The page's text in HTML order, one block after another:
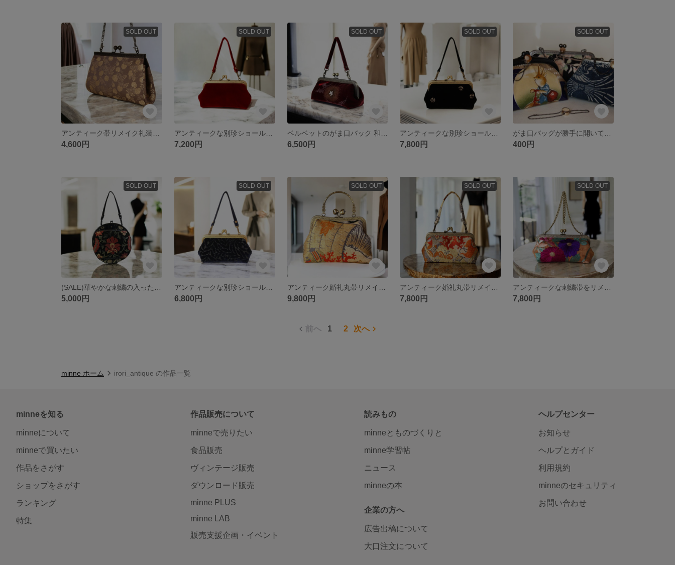
SOLD OUT
4,600円
SOLD OUT
アンティークな別珍ショールをリメイクしたがま口バック/赤のベルベット/着物にも洋服にも合う/帯リメイクバッグ/スマホ入ります/小さめバッグ/マチ有りバッグ/パーティーバッグ/
7,200円
SOLD OUT
6,500円
SOLD OUT
7,800円
SOLD OUT
400円
SOLD OUT
5,000円
SOLD OUT
アンティークな別珍ショールをリメイクしたがま口バック/ネイビーのベルベットレース/着物にも洋服にも合う/帯リメイクバッグ/スマホ入ります/小さめバッグ/マチ有りバッグ/パーティーバッグ/
6,800円
SOLD OUT
9,800円
SOLD OUT
7,800円
SOLD OUT
7,800円
前へ 1 2 次へ
minne ホーム irori_antique の作品一覧
minneを知る
minneについて
minneで買いたい
作品をさがす
ショップをさがす
ランキング
特集
作品販売について
minneで売りたい
食品販売
ヴィンテージ販売
ダウンロード販売
minne PLUS
minne LAB
販売支援企画・イベント
読みもの
minneとものづくりと
minne学習帖
ニュース
minneの本
企業の方へ
広告出稿について
大口注文について
ヘルプセンター
お知らせ
ヘルプとガイド
利用規約
minneのセキュリティ
お問い合わせ